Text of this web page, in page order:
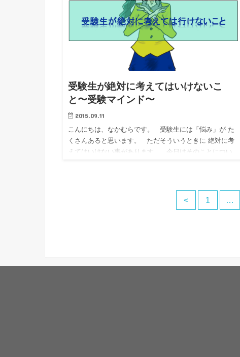
受験生が絶対に考えてはいけないこ
と〜受験マインド〜
2015.09.11
こんにちは、なかむらです。 受験生には「悩み」が た
くさんあると思います。 ただそういうときに 絶対に考
えてはいけない事があります。 今日はそのことについ
< 1 …